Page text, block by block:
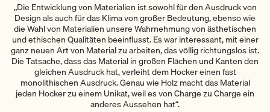
„Die Entwicklung von Materialien ist sowohl für den Ausdruck von
Design als auch für das Klima von großer Bedeutung, ebenso wie
die Wahl von Materialien unsere Wahrnehmung von ästhetischen
und ethischen Qualitäten beeinflusst. Es war interessant, mit einer
ganz neuen Art von Material zu arbeiten, das völlig richtungslos ist.
Die Tatsache, dass das Material in großen Flächen und Kanten den
gleichen Ausdruck hat, verleiht dem Hocker einen fast
monolithischen Ausdruck. Genau wie Holz macht das Material
jeden Hocker zu einem Unikat, weil es von Charge zu Charge ein
anderes Aussehen hat“.